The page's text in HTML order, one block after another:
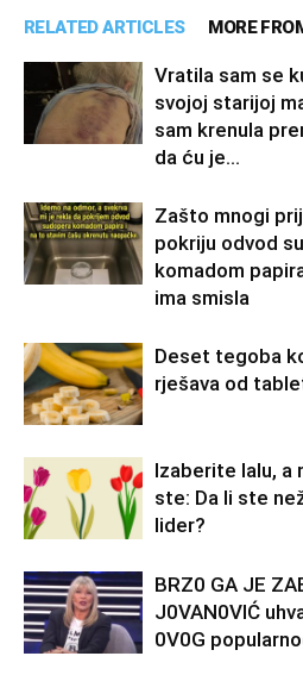
RELATED ARTICLES MORE
Vratila sam se
svojoj starijoj
sam krenula
da ću je...
Zašto mnogi
pokriju odvod
komadom
ima smisla
Deset tegoba
rješava od
Izaberite lalu, a
ste: Da li ste
lider?
BRZ0 GA JE
J0VAN0VIĆ
0V0G